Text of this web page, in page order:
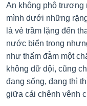
An không phô trương
mình dưới những
là vẻ trầm lặng đến
nước biển trong
như thấm đẫm một
không dữ dội, cũng
đang sống, đang thì
giữa cái chênh vênh